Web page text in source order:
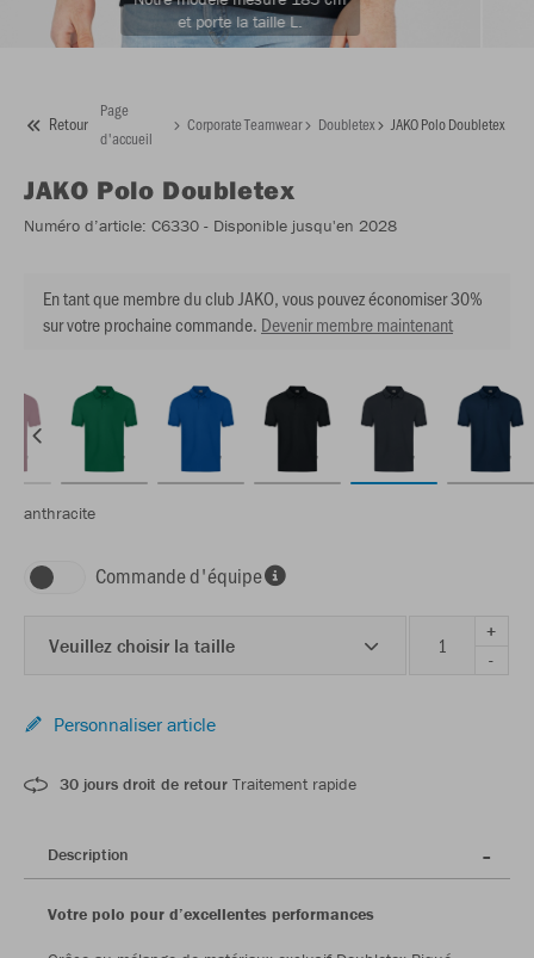
et porte la taille L.
Retour
Page
d'accueil
Corporate Teamwear Doubletex JAKO Polo Doubletex
JAKO Polo Doubletex
Numéro d’article: C6330 - Disponible jusqu'en 2028
En tant que membre du club JAKO, vous pouvez économiser 30%
sur votre prochaine commande. Devenir membre maintenant
anthracite
Commande d'équipe
Veuillez choisir la taille
+
-
Personnaliser article
30 jours droit de retour Traitement rapide
Description
Votre polo pour d’excellentes performances